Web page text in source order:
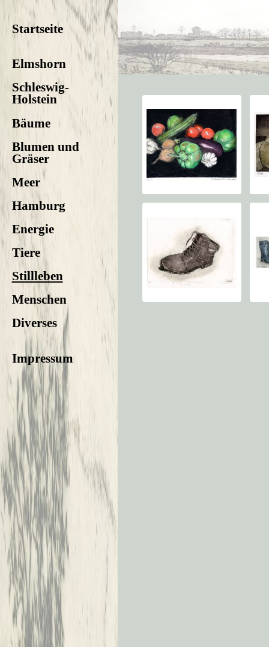
Startseite
Elmshorn
Schleswig-
Holstein
Bäume
Blumen und
Gräser
Meer
Hamburg
Energie
Tiere
Stillleben
Menschen
Diverses
Impressum